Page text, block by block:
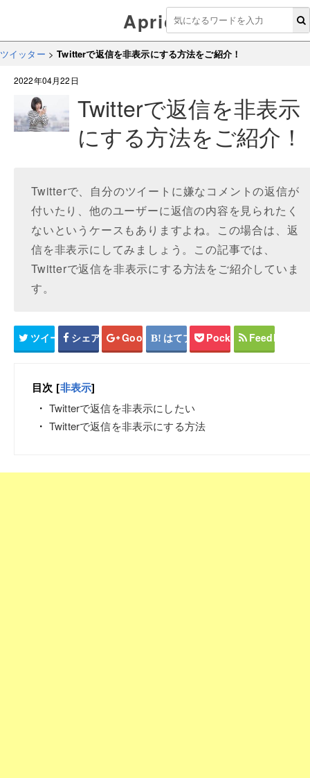
Aprico
ツイッター >Twitterで返信を非表示にする方法をご紹介！
2022年04月22日
Twitterで返信を非表示
にする方法をご紹介！
Twitterで、自分のツイートに嫌なコメントの返信が
付いたり、他のユーザーに返信の内容を見られたく
ないというケースもありますよね。この場合は、返
信を非表示にしてみましょう。この記事では、
Twitterで返信を非表示にする方法をご紹介していま
す。
ツイート シェア Google+ はてブ Pocket Feedly
目次 [非表示]
Twitterで返信を非表示にしたい
Twitterで返信を非表示にする方法